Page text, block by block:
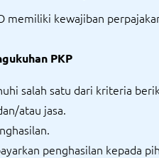
memiliki kewajiban
PKP
salah satu dari kriteria
atau jasa.
penghasilan kepada